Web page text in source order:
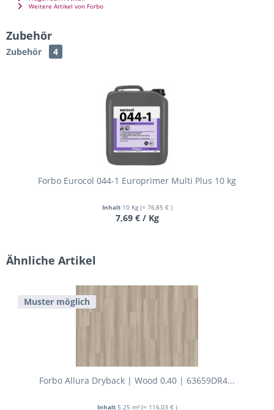
Weitere Artikel von Forbo
Zubehör
Zubehör 4
Forbo Eurocol 044-1 Europrimer Multi Plus 10 kg
Inhalt 10 Kg (= 76,85 € )
7,69 € / Kg
Ähnliche Artikel
Muster möglich
Forbo Allura Dryback | Wood 0,40 | 63659DR4...
Inhalt 5.25 m² (= 116,03 € )